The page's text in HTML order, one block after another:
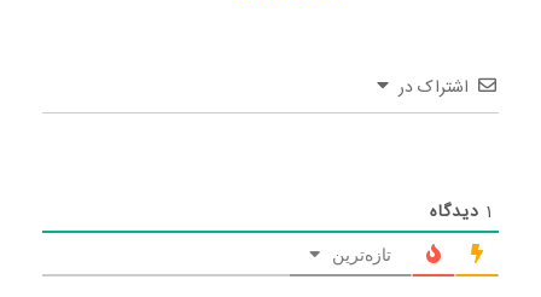
اشتراک در
1 دیدگاه
تازه‌ترین